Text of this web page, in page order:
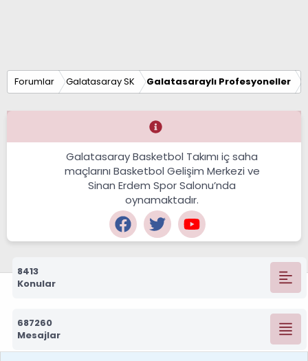
Forumlar Galatasaray SK Galatasaraylı Profesyoneller
Galatasaray Basketbol Takımı iç saha
maçlarını Basketbol Gelişim Merkezi ve
Sinan Erdem Spor Salonu’nda
oynamaktadır.
8413
Konular
687260
Mesajlar